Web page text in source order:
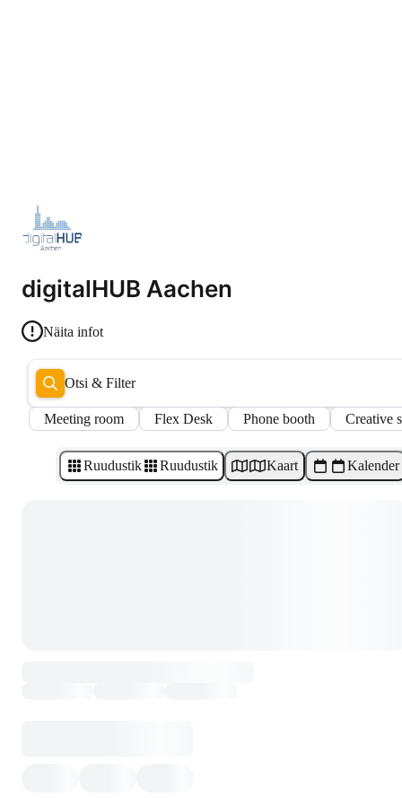
digitalHUB Aachen
Näita infot
Otsi & Filter
Meeting room Flex Desk Phone booth Creative
Ruudustik Ruudustik Kaart Kalender